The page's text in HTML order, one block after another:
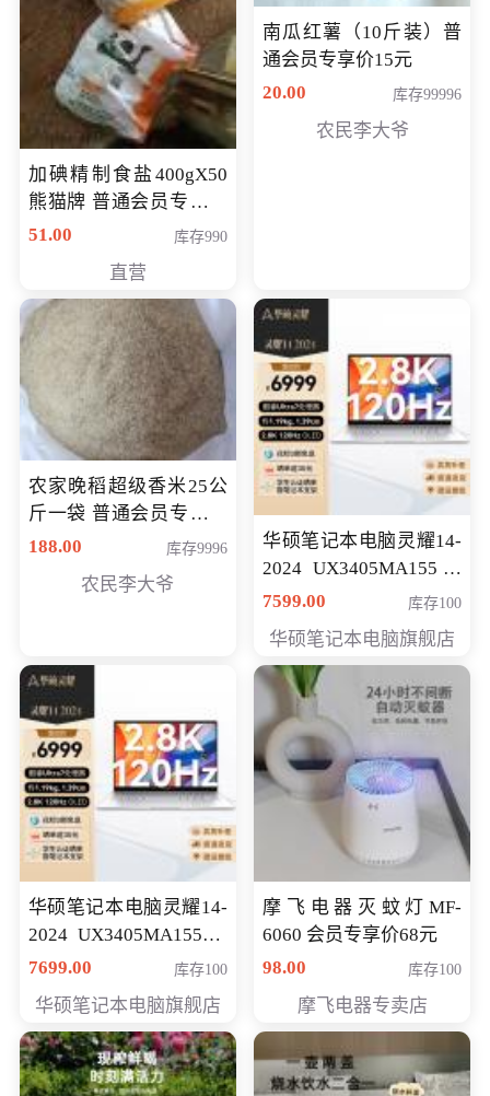
加碘精制食盐400gX50
熊猫牌 普通会员专享价
格50元
51.00 库存990
直营
南瓜红薯（10斤装）普
通会员专享价15元
20.00
库存99996
农民李大爷
农家晚稻超级香米25公
斤一袋 普通会员专享价
格178元
188.00 库存9996
农民李大爷
华硕笔记本电脑灵耀14-
2024 UX3405MA155冰
川银 oled 智慧轻薄本 会
7599.00 库存100
华硕笔记本电脑旗舰店
华硕笔记本电脑灵耀14-
2024 UX3405MA155夜
空蓝 oled 智慧轻薄本 会
7699.00 库存100
华硕笔记本电脑旗舰店
摩飞电器灭蚊灯MF-
6060 会员专享价68元
98.00
库存100
摩飞电器专卖店